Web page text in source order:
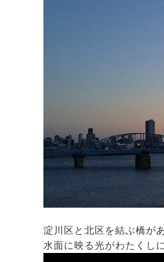
淀川区と北区を結ぶ橋が
水面に映る光がわたくし